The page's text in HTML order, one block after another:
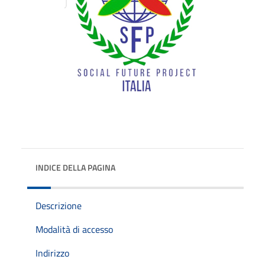
INDICE DELLA PAGINA
Descrizione
Modalità di accesso
Indirizzo